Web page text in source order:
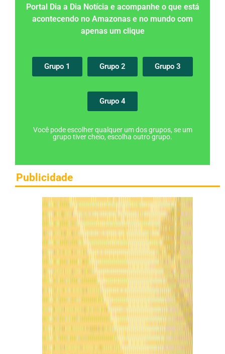
Portal Dia a Dia Notícia e acompanhe o que está
acontecendo no Amazonas e no mundo com
apenas um clique
Grupo 1 Grupo 2 Grupo 3
Grupo 4
Você pode escolher qualquer um dos grupos, se um
grupo tiver cheio, escolha outro grupo.
Publicidade